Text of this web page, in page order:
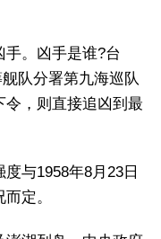
。凶手是谁?台
队分署第九海巡队
令，则直接追凶到最
与1958年8月23日
定。